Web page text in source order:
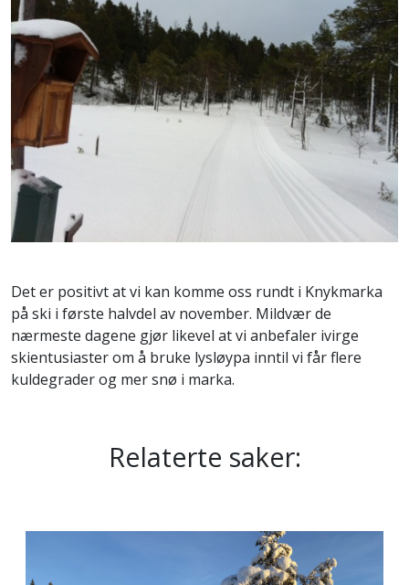
Det er positivt at vi kan komme oss rundt i Knykmarka
på ski i første halvdel av november. Mildvær de
nærmeste dagene gjør likevel at vi anbefaler ivirge
skientusiaster om å bruke lysløypa inntil vi får flere
kuldegrader og mer snø i marka.
Relaterte saker: